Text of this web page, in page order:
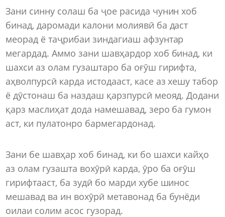
Зани синну солаш ба ҷое расида чунин хоб
бинад, даромади калони молиявӣ ба даст
меорад ё таҷрибаи зиндагиаш афзунтар
мегардад. Аммо зани шавҳардор хоб бинад, ки
шахси аз олам гузаштаро ба оғӯш гирифта,
аҳволпурсӣ карда истодааст, касе аз хешу табор
ё дӯстонаш ба наздаш қарзпурсӣ меояд. Додани
қарз маслиҳат дода намешавад, зеро ба гумон
аст, ки пулатонро бармегардонад.
Зани бе шавҳар хоб бинад, ки бо шахси кайҳо
аз олам гузашта вохӯрӣ карда, ӯро ба оғӯш
гирифтааст, ба зудӣ бо марди хубе шинос
мешавад ва ин вохӯрӣ метавонад ба бунёди
оилаи солим асос гузорад.